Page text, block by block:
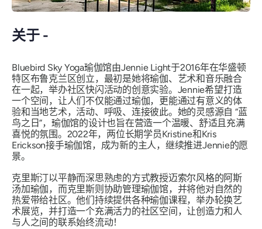
关于 -
Bluebird Sky Yoga瑜伽馆由Jennie Light于2016年在华盛顿
特区布鲁克兰区创立，最初是她将瑜伽、艺术和音乐融合
在一起，举办社区快闪活动的创意实验。Jennie希望打造
一个空间，让人们不仅能通过瑜伽，更能通过有意义的体
验和当地艺术，活动、呼吸、连接彼此。她的灵感源自“蓝
鸟之日”，瑜伽馆的设计也旨在营造一个温暖、舒适且充满
喜悦的氛围。2022年，两位长期学员Kristine和Kris
Erickson接手瑜伽馆，成为新的主人，继续推进Jennie的愿
景。
克里斯汀以平静而深思熟虑的方式教授迈索尔风格的阿斯
汤加瑜伽，而克里斯则协助管理瑜伽馆，并将他对自然的
热爱带给社区。他们持续提供各种瑜伽课程，举办轮换艺
术展览，并打造一个充满活力的社区空间，让创造力和人
与人之间的联系始终流动！